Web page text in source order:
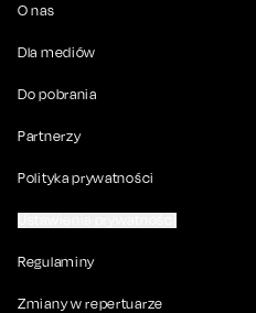
O nas
Dla mediów
Do pobrania
Partnerzy
Polityka prywatności
Regulaminy
Zmiany w repertuarze